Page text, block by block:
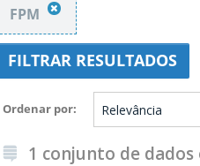
FPM
FILTRAR RESULTADOS
Ordenar por
1 conjunto de